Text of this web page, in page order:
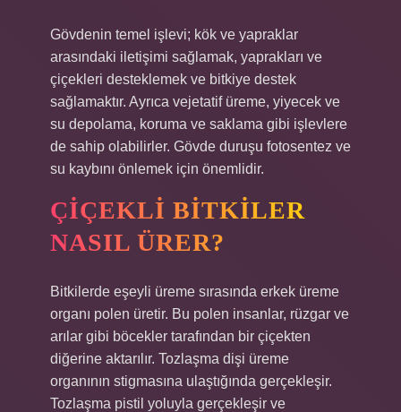
Gövdenin temel işlevi; kök ve yapraklar
arasındaki iletişimi sağlamak, yaprakları ve
çiçekleri desteklemek ve bitkiye destek
sağlamaktır. Ayrıca vejetatif üreme, yiyecek ve
su depolama, koruma ve saklama gibi işlevlere
de sahip olabilirler. Gövde duruşu fotosentez ve
su kaybını önlemek için önemlidir.
ÇIÇEKLI BITKILER
NASIL ÜRER?
Bitkilerde eşeyli üreme sırasında erkek üreme
organı polen üretir. Bu polen insanlar, rüzgar ve
arılar gibi böcekler tarafından bir çiçekten
diğerine aktarılır. Tozlaşma dişi üreme
organının stigmasına ulaştığında gerçekleşir.
Tozlaşma pistil yoluyla gerçekleşir ve